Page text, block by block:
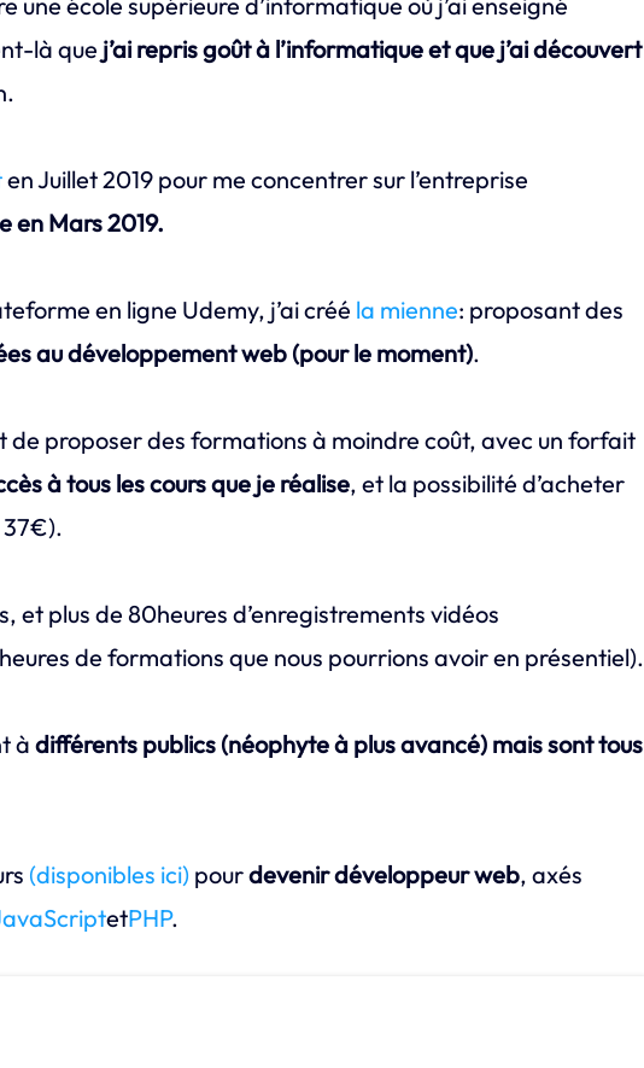
là que j’ai repris goût à l’informatique et que j’ai découvert
en Juillet 2019 pour me concentrer sur l’entreprise
en Mars 2019.
en ligne Udemy, j’ai créé la mienne: proposant des
au développement web (pour le moment).
de proposer des formations à moindre coût, avec un forfait
à tous les cours que je réalise, et la possibilité d’acheter
37€).
et plus de 80heures d’enregistrements vidéos
de formations que nous pourrions avoir en présentiel).
àdifférents publics (néophyte à plus avancé) mais sont tous
(disponibles ici)pourdevenir développeur web, axés
etPHP.